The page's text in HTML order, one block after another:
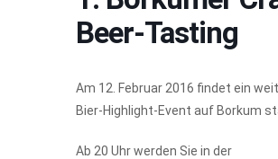
Beer-Tasting
Am 12. Februar 2016 findet ein
Bier-Highlight-Event auf Borkum
Ab 20 Uhr werden Sie in der